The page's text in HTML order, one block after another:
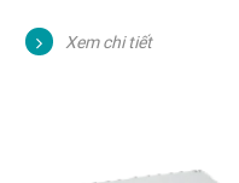
Xem chi tiết